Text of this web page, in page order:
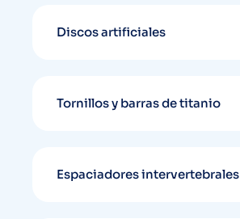
Discos artificiales
Tornillos y barras de titanio
Espaciadores intervertebrales